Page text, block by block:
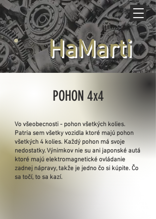
HaMarti
POHON 4x4
Vo všeobecnosti - pohon všetkých kolies.
Patria sem všetky vozidla ktoré majú pohon
všetkých 4 kolies. Každý pohon má svoje
nedostatky. Výnimkov nie su ani japonské autá
ktoré majú elektromagnetické ovládanie
zadnej nápravy, takže je jedno čo si kúpite. Čo
sa točí, to sa kazí.